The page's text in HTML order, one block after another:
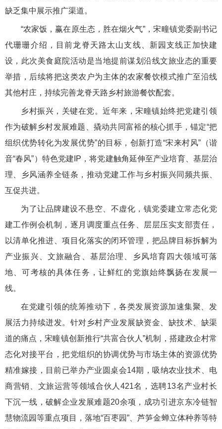
缺乏集中展示推广渠道。
“农家饭，赢在原生态，胜在烟火气”，宋疃镇党委副书记
代珊珊介绍，目前龙脊天路太山支线、新园支线正加快建
设，此次美食庭院活动是当地提前谋划沿线文旅业态的重要
举措，后续将把这类农户为主体的农家餐饮模式推广至沿线
其他村庄，持续完善龙脊天路乡村旅游餐饮配套。
乡村振兴，关键在党。近年来，宋疃镇始终把党建引领
作为破解乡村发展难题、撬动共同富裕的核心抓手，锚定“把
组织优势转化为发展优势”的目标，创新打造“宋来村风”（谐
音“春风”）特色党建IP，将党建触角延伸至产业培育、基层治
理、乡风涵养全链条，推动党建工作与乡村振兴同频共振、
互促共进。
为了让品牌建设不悬空、不虚化，镇党委建立常态化党
建工作例会机制，逐月调度重点任务、层层压实支部责任，
以清单化推进、项目化落实的闭环管理，把品牌目标拆解为
产业振兴、文旅融合、基层治理、乡风培育四大领域可落
地、可考核的具体任务，让鲜红的党旗始终飘扬在发展一
线。
在党建引领的统筹推动下，各类发展资源加速集聚、发
展活力持续迸发。针对乡村产业发展缺资金、缺技术、缺渠
道的痛点，宋疃镇创新推行“共富合伙人”机制，搭建政企村常
态化对接平台，把党组织的协调优势与市场主体的资源优势
精准嫁接，目前已举办产业圆桌会14期，吸纳农业技术、电
商营销、文旅运营等领域合伙人421名，选聘13名产业村长
下沉一线，破解企业发展难题20余项，成功引进京东冷链智
慧物流园等重点项目，落地“百枣园”、芦笋金蝉立体种养等特